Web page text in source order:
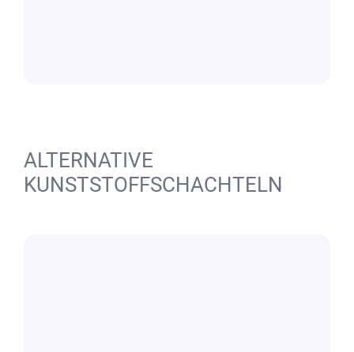
ALTERNATIVE
KUNSTSTOFFSCHACHTELN